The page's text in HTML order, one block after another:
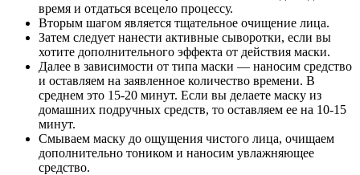
время и отдаться всецело процессу.
Вторым шагом является тщательное очищение лица.
Затем следует нанести активные сыворотки, если вы
хотите дополнительного эффекта от действия маски.
Далее в зависимости от типа маски — наносим средство
и оставляем на заявленное количество времени. В
среднем это 15-20 минут. Если вы делаете маску из
домашних подручных средств, то оставляем ее на 10-15
минут.
Смываем маску до ощущения чистого лица, очищаем
дополнительно тоником и наносим увлажняющее
средство.